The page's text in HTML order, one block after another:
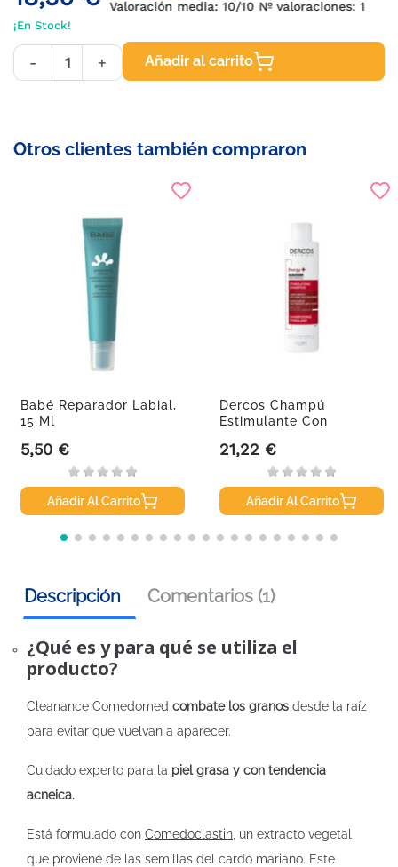
Valoración media:10/10 Nº valoraciones:1
¡En Stock!
- + Añadir al carrito
Otros clientes también compraron
Babé Reparador Labial,
15 Ml
Precio
5,50 €
Añadir Al Carrito
Dercos Champú
Estimulante Con
Precio
21,22 €
Añadir Al Carrito
Descripción Comentarios (1)
¿Qué es y para qué se utiliza el
producto?
Cleanance Comedomed combate los granos desde la raíz
para evitar que vuelvan a aparecer.
Cuidado experto para la piel grasa y con tendencia
acneica.
Está formulado con Comedoclastin , un extracto vegetal
que proviene de las semillas del cardo mariano. Este